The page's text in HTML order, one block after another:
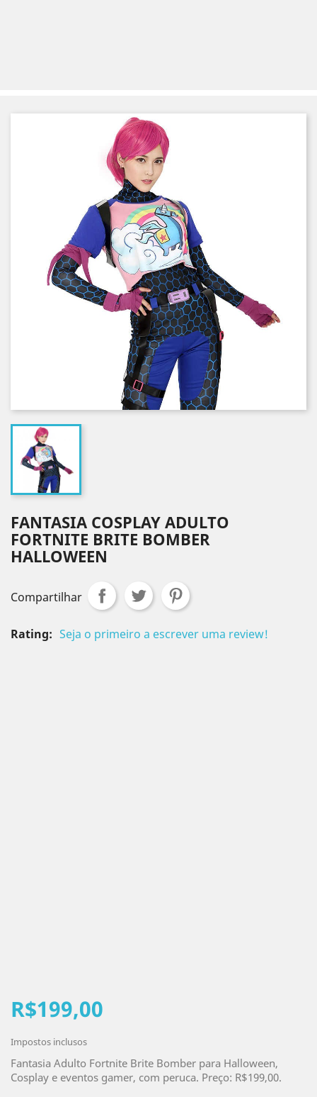
FANTASIA COSPLAY ADULTO
FORTNITE BRITE BOMBER
HALLOWEEN
Compartilhar
Rating: Seja o primeiro a escrever uma review!
R$199,00
Impostos inclusos
Fantasia Adulto Fortnite Brite Bomber para Halloween,
Cosplay e eventos gamer, com peruca. Preço: R$199,00.